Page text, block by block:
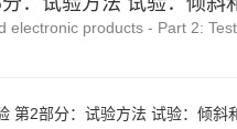
electronic products - Part 2:
第2部分：试验方法 试验：倾斜